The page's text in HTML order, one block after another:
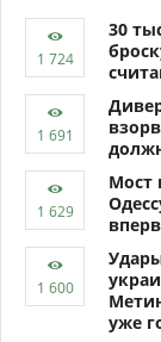
30
Мост
уже